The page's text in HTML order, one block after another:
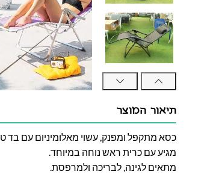
תיאור המוצר
כסא מתקפל ומפנק, עשוי מאלומיניום עם בד
מגיע עם כרית ראש נוחה במיוחד.
מתאים לגינה, לבריכה ולמרפסת.